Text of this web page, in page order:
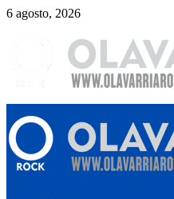
Saltar
contenido
6 agosto, 2026
primario